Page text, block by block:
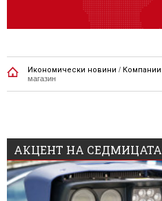
Икономически новини / Компании
магазин
АКЦЕНТ НА СЕДМИЦАТА